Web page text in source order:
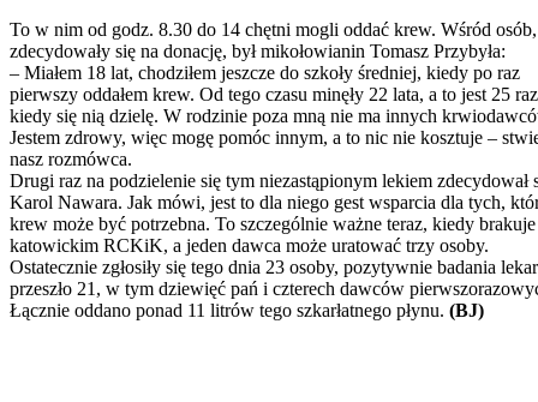
To w nim od godz. 8.30 do 14 chętni mogli oddać krew. Wśród
zdecydowały się na donację, był mikołowianin Tomasz Przybyła:
– Miałem 18 lat, chodziłem jeszcze do szkoły średniej, kiedy po raz
pierwszy oddałem krew. Od tego czasu minęły 22 lata, a to jest 25
kiedy się nią dzielę. W rodzinie poza mną nie ma innych
Jestem zdrowy, więc mogę pomóc innym, a to nic nie kosztuje –
nasz rozmówca.
Drugi raz na podzielenie się tym niezastąpionym lekiem zdecydował
Karol Nawara. Jak mówi, jest to dla niego gest wsparcia dla tych,
krew może być potrzebna. To szczególnie ważne teraz, kiedy
katowickim RCKiK, a jeden dawca może uratować trzy osoby.
Ostatecznie zgłosiły się tego dnia 23 osoby, pozytywnie badania
przeszło 21, w tym dziewięć pań i czterech dawców
Łącznie oddano ponad 11 litrów tego szkarłatnego płynu. (BJ)